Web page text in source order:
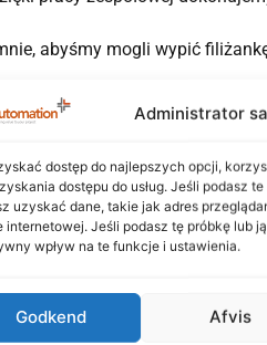
Administrator
dostęp do najlepszych opcji,
dostępu do usług. Jeśli podasz
uzyskać dane, takie jak adres
internetowej. Jeśli podasz tę próbkę lub
wpływ na te funkcje i ustawienia.
Godkend Afvis
abyśmy mogli wypić
www.tech-automation.dk
Zachęcamy do
LinkedIn